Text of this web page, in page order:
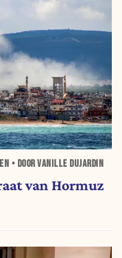
• DOOR VANILLE DUJARDIN
van Hormuz